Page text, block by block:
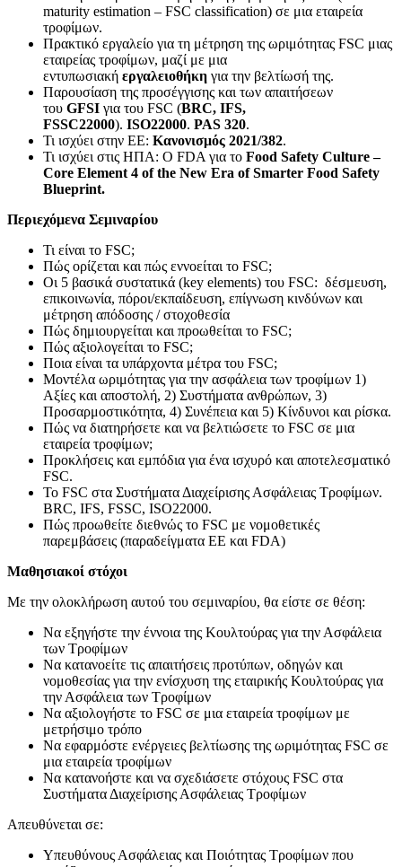
maturity estimation – FSC classification) σε μια εταιρεία
τροφίμων.
Πρακτικό εργαλείο για τη μέτρηση της ωριμότητας FSC μιας
εταιρείας τροφίμων, μαζί με μια
εντυπωσιακή εργαλειοθήκη για την βελτίωσή της.
Παρουσίαση της προσέγγισης και των απαιτήσεων
του GFSI για του FSC (BRC, IFS,
FSSC22000). ISO22000. PAS 320.
Τι ισχύει στην ΕΕ: Κανονισμός 2021/382.
Τι ισχύει στις ΗΠΑ: Ο FDA για το Food Safety Culture –
Core Element 4 of the New Era of Smarter Food Safety
Blueprint.
Περιεχόμενα Σεμιναρίου
Τι είναι το FSC;
Πώς ορίζεται και πώς εννοείται το FSC;
Οι 5 βασικά συστατικά (key elements) του FSC: δέσμευση,
επικοινωνία, πόροι/εκπαίδευση, επίγνωση κινδύνων και
μέτρηση απόδοσης / στοχοθεσία
Πώς δημιουργείται και προωθείται το FSC;
Πώς αξιολογείται το FSC;
Ποια είναι τα υπάρχοντα μέτρα του FSC;
Μοντέλα ωριμότητας για την ασφάλεια των τροφίμων 1)
Αξίες και αποστολή, 2) Συστήματα ανθρώπων, 3)
Προσαρμοστικότητα, 4) Συνέπεια και 5) Κίνδυνοι και ρίσκα.
Πώς να διατηρήσετε και να βελτιώσετε το FSC σε μια
εταιρεία τροφίμων;
Προκλήσεις και εμπόδια για ένα ισχυρό και αποτελεσματικό
FSC.
To FSC στα Συστήματα Διαχείρισης Ασφάλειας Τροφίμων.
BRC, IFS, FSSC, ISO22000.
Πώς προωθείτε διεθνώς το FSC με νομοθετικές
παρεμβάσεις (παραδείγματα ΕΕ και FDA)
Μαθησιακοί στόχοι
Με την ολοκλήρωση αυτού του σεμιναρίου, θα είστε σε θέση:
Να εξηγήστε την έννοια της Κουλτούρας για την Ασφάλεια
των Τροφίμων
Να κατανοείτε τις απαιτήσεις προτύπων, οδηγών και
νομοθεσίας για την ενίσχυση της εταιρικής Κουλτούρας για
την Ασφάλεια των Τροφίμων
Να αξιολογήστε το FSC σε μια εταιρεία τροφίμων με
μετρήσιμο τρόπο
Να εφαρμόστε ενέργειες βελτίωσης της ωριμότητας FSC σε
μια εταιρεία τροφίμων
Να κατανοήστε και να σχεδιάσετε στόχους FSC στα
Συστήματα Διαχείρισης Ασφάλειας Τροφίμων
Απευθύνεται σε:
Υπευθύνους Ασφάλειας και Ποιότητας Τροφίμων που